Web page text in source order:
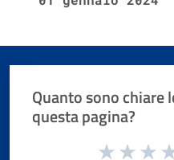
Quanto sono chiare
questa pagina?
Valuta da 1 a 5 stelle la pagina